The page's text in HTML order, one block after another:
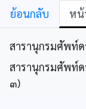
ย้อนกลับ หน้
สารานุกรมศัพท์
สารานุกรมศัพท์
๓)